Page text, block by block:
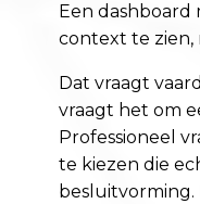
Een
context te zien,
Dat vraagt
vraagt het om
Professioneel
te kiezen die
besluitvorming.